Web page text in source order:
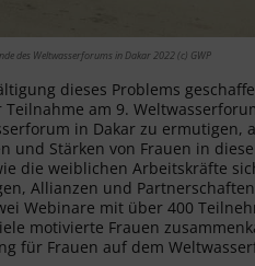
des Weltwasserforums in Dakar 2022 (c) GWP
dieses Problems
am 9.
in Dakar zu ermutigen,
und Stärken von Frauen in
die weiblichen Arbeitskräfte
Allianzen und
Webinare mit über 400
motivierte Frauen
für Frauen auf dem